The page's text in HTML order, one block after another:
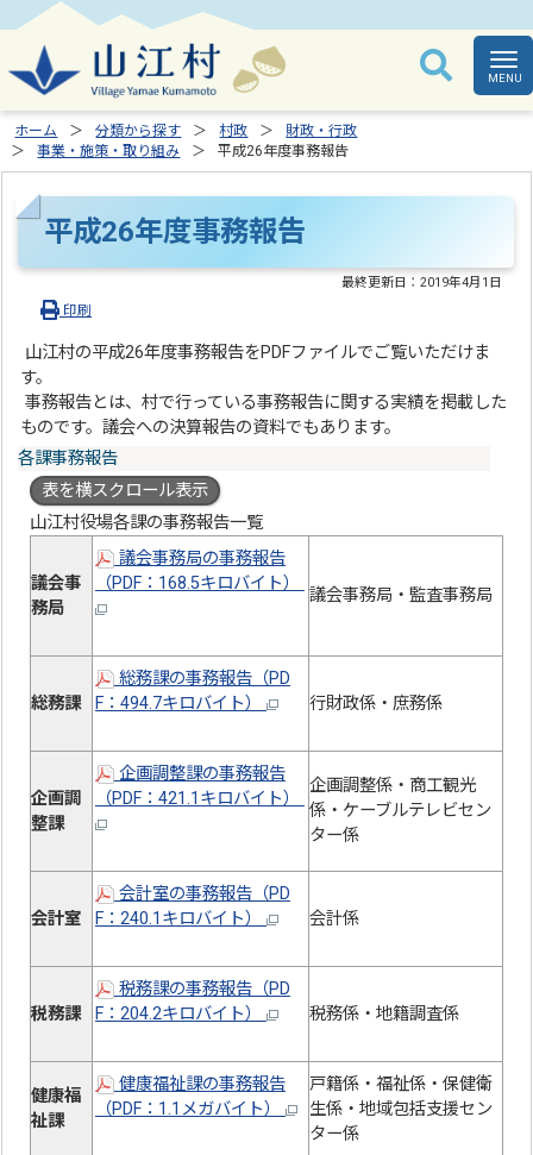
ホーム 分類から探す 村政
財政・行政
事業・施策・取り組み
平成26年度事務報告
平成26年度事務報告
最終更新日：2019年4月1日
印刷
山江村の平成26年度事務報告をPDFファイルでご覧いただけま
す。
事務報告とは、村で行っている事務報告に関する実績を掲載した
ものです。議会への決算報告の資料でもあります。
各課事務報告
表を横スクロール表示
山江村役場各課の事務報告一覧
議会事
務局
議会事務局の事務報告
（PDF：168.5キロバイト）
議会事務局・監査事務局
総務課
総務課の事務報告（PD
F：494.7キロバイト）
行財政係・庶務係
企画調
整課
企画調整課の事務報告
（PDF：421.1キロバイト）
企画調整係・商工観光
係・ケーブルテレビセン
ター係
会計室
会計室の事務報告（PD
F：240.1キロバイト）
会計係
税務課
税務課の事務報告（PD
F：204.2キロバイト）
税務係・地籍調査係
健康福
祉課
健康福祉課の事務報告
（PDF：1.1メガバイト）
戸籍係・福祉係・保健衛
生係・地域包括支援セン
ター係